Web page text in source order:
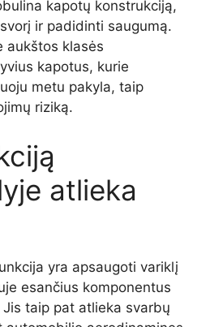
kapotų konstrukciją,
ir padidinti saugumą.
aukštos klasės
kapotus, kurie
metu pakyla, taip
riziką.
atlieka
yra apsaugoti variklį
esančius komponentus
taip pat atlieka svarbų